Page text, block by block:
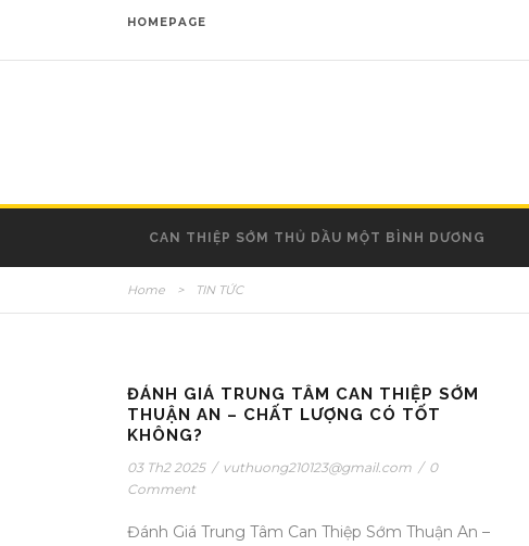
HOMEPAGE
CAN THIỆP SỚM THỦ DẦU MỘT BÌNH DƯƠNG
Home > TIN TỨC
ĐÁNH GIÁ TRUNG TÂM CAN THIỆP SỚM
THUẬN AN – CHẤT LƯỢNG CÓ TỐT
KHÔNG?
03 Th2 2025 / vuthuong210123@gmail.com / 0
Comment
Đánh Giá Trung Tâm Can Thiệp Sớm Thuận An –